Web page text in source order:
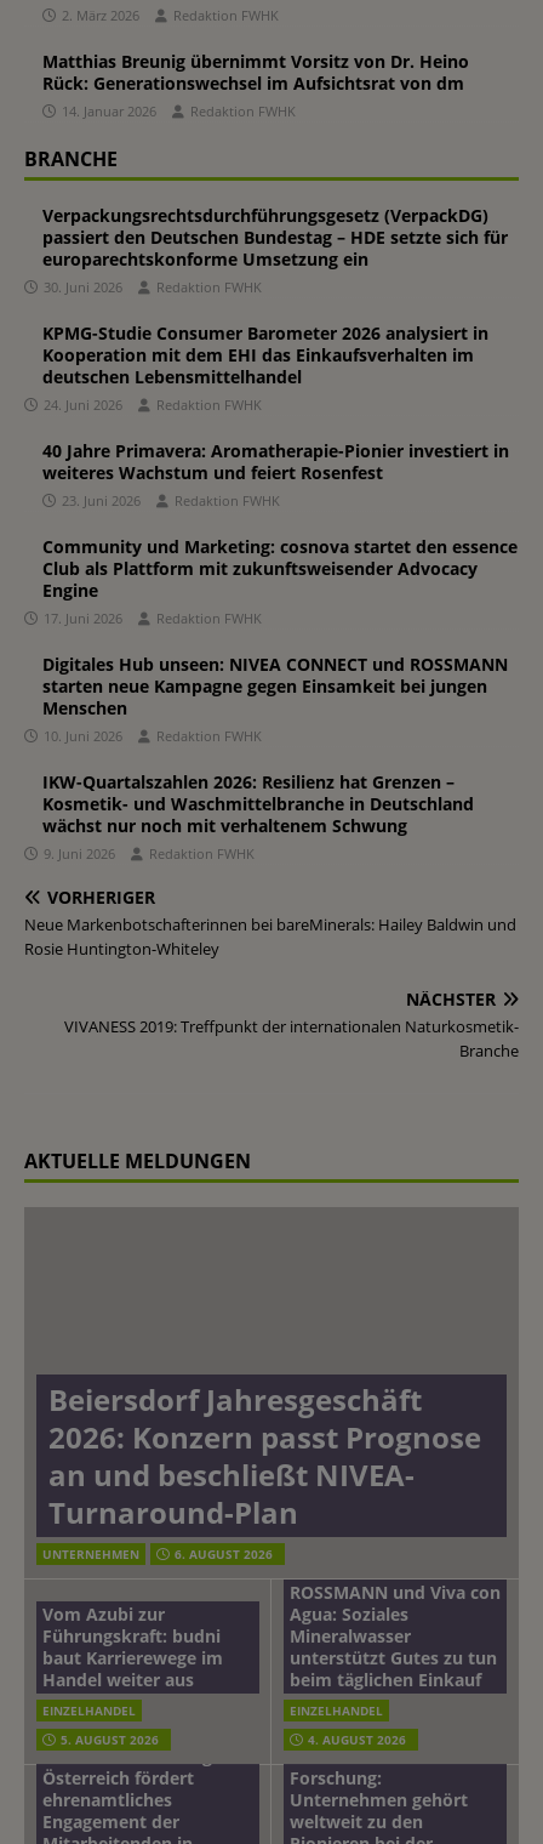
2. März 2026 Redaktion FWHK
Matthias Breunig übernimmt Vorsitz von Dr. Heino
Rück: Generationswechsel im Aufsichtsrat von dm
14. Januar 2026 Redaktion FWHK
BRANCHE
Verpackungsrechtsdurchführungsgesetz (VerpackDG)
passiert den Deutschen Bundestag – HDE setzte sich für
europarechtskonforme Umsetzung ein
30. Juni 2026 Redaktion FWHK
KPMG-Studie Consumer Barometer 2026 analysiert in
Kooperation mit dem EHI das Einkaufsverhalten im
deutschen Lebensmittelhandel
24. Juni 2026 Redaktion FWHK
40 Jahre Primavera: Aromatherapie-Pionier investiert in
weiteres Wachstum und feiert Rosenfest
23. Juni 2026 Redaktion FWHK
Community und Marketing: cosnova startet den essence
Club als Plattform mit zukunftsweisender Advocacy
Engine
17. Juni 2026 Redaktion FWHK
Digitales Hub unseen: NIVEA CONNECT und ROSSMANN
starten neue Kampagne gegen Einsamkeit bei jungen
Menschen
10. Juni 2026 Redaktion FWHK
IKW-Quartalszahlen 2026: Resilienz hat Grenzen –
Kosmetik- und Waschmittelbranche in Deutschland
wächst nur noch mit verhaltenem Schwung
9. Juni 2026 Redaktion FWHK
VORHERIGER
Neue Markenbotschafterinnen bei bareMinerals: Hailey Baldwin und
Rosie Huntington-Whiteley
NÄCHSTER
VIVANESS 2019: Treffpunkt der internationalen Naturkosmetik-
Branche
AKTUELLE MELDUNGEN
Beiersdorf Jahresgeschäft
2026: Konzern passt Prognose
an und beschließt NIVEA-
Turnaround-Plan
UNTERNEHMEN 6. AUGUST 2026
Vom Azubi zur
Führungskraft: budni
baut Karrierewege im
Handel weiter aus
EINZELHANDEL
5. AUGUST 2026
ROSSMANN und Viva con
Agua: Soziales
Mineralwasser
unterstützt Gutes zu tun
beim täglichen Einkauf
EINZELHANDEL
4. AUGUST 2026
mehr vom leben tag: dm
Österreich fördert
ehrenamtliches
Engagement der
Beiersdorf
Hautmikrobiom-
Forschung:
Unternehmen gehört
weltweit zu den